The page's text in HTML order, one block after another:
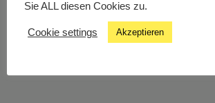
Studiochat
Sie ALL diesen Cookies zu.
Cookie settings Akzeptieren